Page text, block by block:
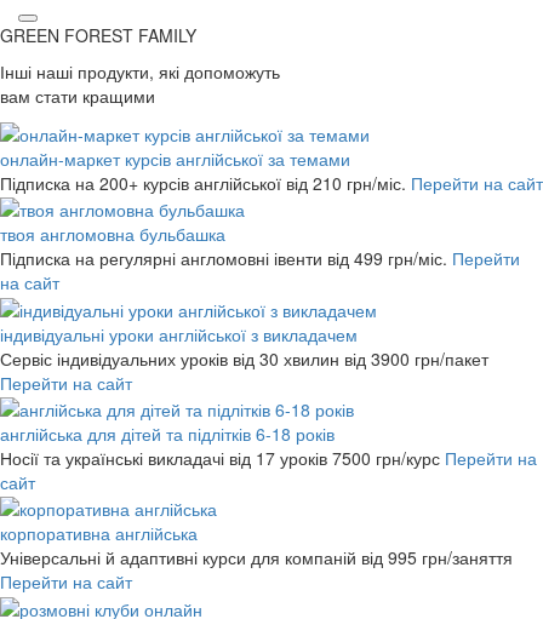
GREEN FOREST FAMILY
Інші наші продукти, які допоможуть
вам стати кращими
онлайн-маркет курсів англійської за темами
Підписка на 200+ курсів англійської від 210 грн/міс. Перейти на сайт
твоя англомовна бульбашка
Підписка на регулярні англомовні івенти від 499 грн/міс. Перейти
на сайт
індивідуальні уроки англійської з викладачем
Сервіс індивідуальних уроків від 30 хвилин від 3900 грн/пакет
Перейти на сайт
англійська для дітей та підлітків 6-18 років
Носії та українські викладачі від 17 уроків 7500 грн/курс Перейти на
сайт
корпоративна англійська
Універсальні й адаптивні курси для компаній від 995 грн/заняття
Перейти на сайт